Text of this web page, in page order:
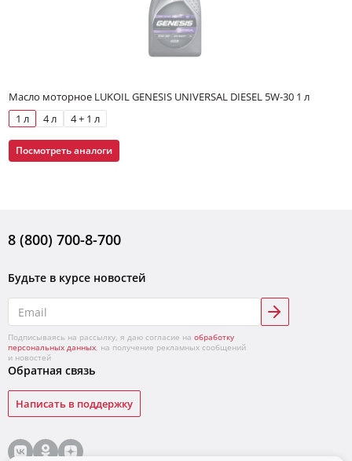
Масло моторное LUKOIL GENESIS UNIVERSAL DIESEL 5W-30 1 л
1 л
4 л 4 + 1 л
Посмотреть аналоги
8 (800) 700-8-700
Будьте в курсе новостей
Подписываясь на рассылку, я даю согласие на обработку
персональных данных, на получение рекламных сообщений
и новостей
Обратная связь
Написать в поддержку